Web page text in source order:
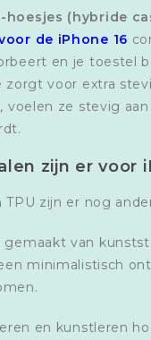
hoesjes (hybride
de iPhone 16
en je toestel
zorgt voor extra
voelen ze stevig
zijn er voor
TPU zijn er nog
gemaakt van
minimalistisch
en kunstleren